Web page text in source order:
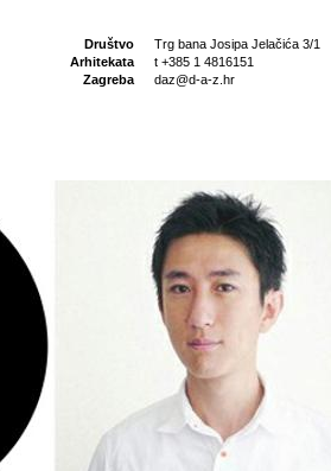
Društvo
Arhitekata
Zagreba
Trg bana Josipa Jelačića 3/1
t +385 1 4816151
daz@d-a-z.hr